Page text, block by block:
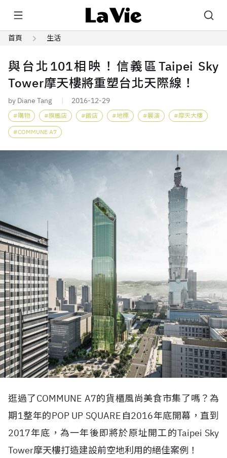
首頁 生活
與台北101相映！信義區Taipei Sky
Tower摩天樓將重塑台北天際線！
by Diane Tang 2016-12-29
購物 旗艦店 飯店 地標 展演 摩天大樓
COMMUNE A7
逛過了COMMUNE A7的貨櫃風尚美食市集了嗎？為
期1整年的POP UP SQUARE 自2016年底開幕，直到
2017年底，為一年後即將於原址開工的Taipei Sky
Tower摩天樓打造建設前空地利用的絕佳案例！